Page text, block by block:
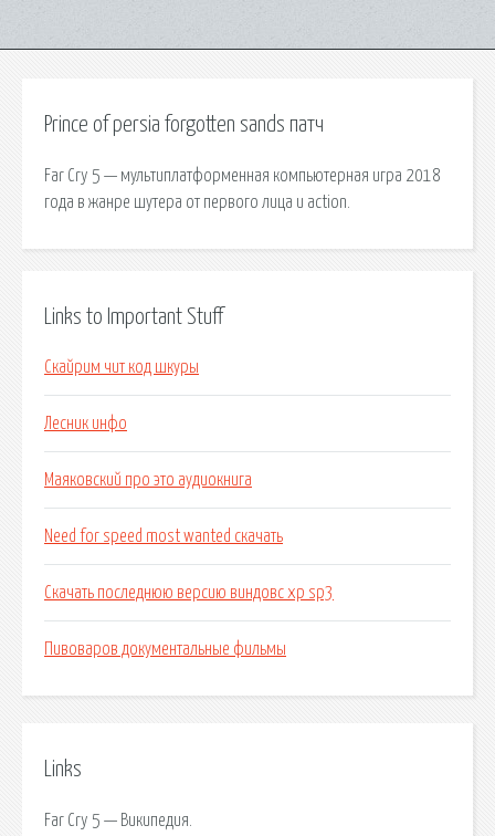
Prince of persia forgotten sands патч
Far Cry 5 — мультиплатформенная компьютерная игра 2018
года в жанре шутера от первого лица и action.
Links to Important Stuff
Скайрим чит код шкуры
Лесник инфо
Маяковский про это аудиокнига
Need for speed most wanted скачать
Скачать последнюю версию виндовс xp sp3
Пивоваров документальные фильмы
Links
Far Cry 5 — Википедия.